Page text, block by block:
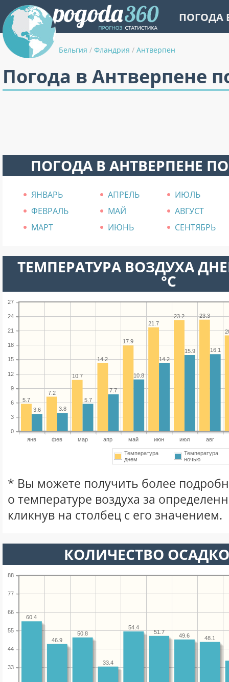
ПОГОДА
Бельгия / Фландрия / Антверпен
Погода в Антверпене
ПОГОДА В АНТВЕРПЕНЕ
ЯНВАРЬ АПРЕЛЬ
ИЮЛЬ
ФЕВРАЛЬ
МАЙ
АВГУСТ
МАРТ
ИЮНЬ СЕНТЯБРЬ
ТЕМПЕРАТУРА ВОЗДУХА
°C
янв фев мар апр май июн июл авг
0
3
6
9
12
15
18
21
24
27
23.3
23.2
21.7
17.9
14.2
10.7
7.2
5.7
16.1
15.9
14.2
10.8
7.7
5.7
3.8
3.6
Температура
днем
Температура
ночью
* Вы можете получить более
о температуре воздуха за
кликнув на столбец с его значением.
КОЛИЧЕСТВО
33
44
55
66
77
88
48.1
49.6
51.7
54.4
33.4
50.8
46.9
60.4